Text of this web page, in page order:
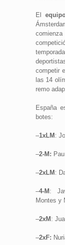
El
competir
las 14
remo
España
botes:
–1xLM :
–2-M:
–2xLM :
–4-M :
Montes y
–2xM :
–2xF: